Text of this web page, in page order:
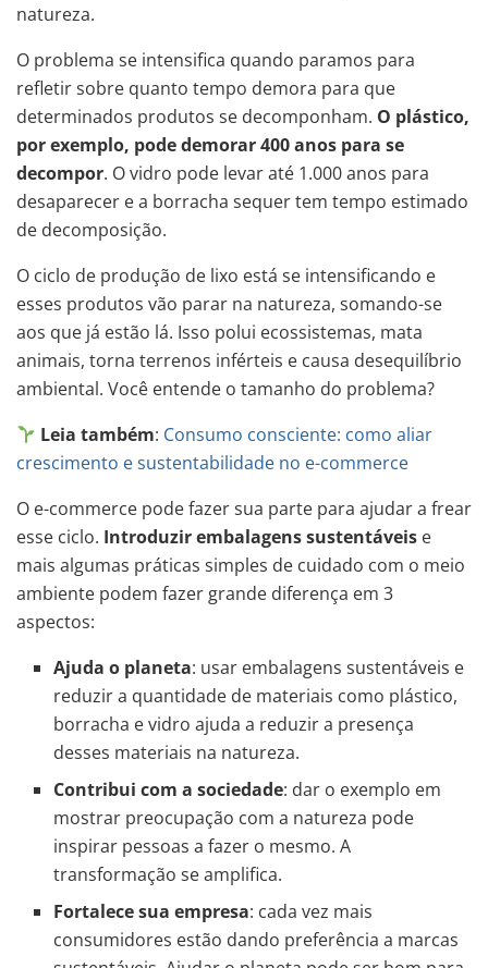
natureza.
O problema se intensifica quando paramos para
refletir sobre quanto tempo demora para que
determinados produtos se decomponham. O plástico,
por exemplo, pode demorar 400 anos para se
decompor. O vidro pode levar até 1.000 anos para
desaparecer e a borracha sequer tem tempo estimado
de decomposição.
O ciclo de produção de lixo está se intensificando e
esses produtos vão parar na natureza, somando-se
aos que já estão lá. Isso polui ecossistemas, mata
animais, torna terrenos inférteis e causa desequilíbrio
ambiental. Você entende o tamanho do problema?
Leia também: Consumo consciente: como aliar
crescimento e sustentabilidade no e-commerce
O e-commerce pode fazer sua parte para ajudar a frear
esse ciclo. Introduzir embalagens sustentáveis e
mais algumas práticas simples de cuidado com o meio
ambiente podem fazer grande diferença em 3
aspectos:
Ajuda o planeta: usar embalagens sustentáveis e
reduzir a quantidade de materiais como plástico,
borracha e vidro ajuda a reduzir a presença
desses materiais na natureza.
Contribui com a sociedade: dar o exemplo em
mostrar preocupação com a natureza pode
inspirar pessoas a fazer o mesmo. A
transformação se amplifica.
Fortalece sua empresa: cada vez mais
consumidores estão dando preferência a marcas